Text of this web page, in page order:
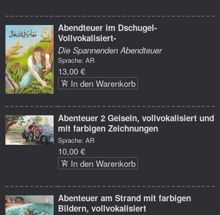
Abendteuer im Dschugel-
Vollvokalisiert-
Die Spannenden Abendteuer
Sprache: AR
13,00 €
In den Warenkorb
Abenteuer 2 Geiseln, vollvokalisiert und
mit farbigen Zeichnungen
Sprache: AR
10,00 €
In den Warenkorb
Abenteuer am Strand mit farbigen
Bildern, vollvokalisiert